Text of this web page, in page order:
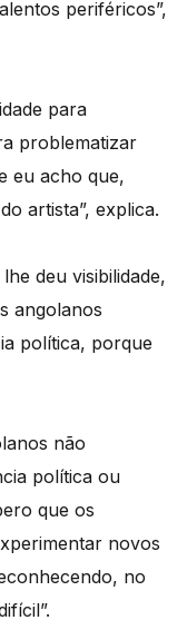
periféricos”,
para
problematizar
eu acho que,
artista”, explica.
deu visibilidade,
angolanos
política, porque
não
política ou
que os
novos
no